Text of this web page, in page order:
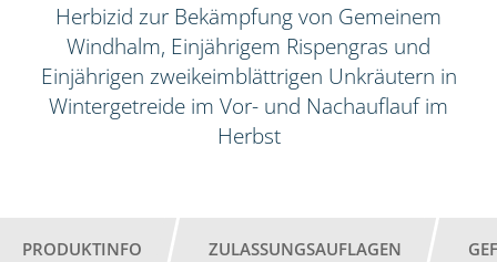
Herbizid zur Bekämpfung von Gemeinem
Windhalm, Einjährigem Rispengras und
Einjährigen zweikeimblättrigen Unkräutern in
Wintergetreide im Vor- und Nachauflauf im
Herbst
PRODUKTINFO ZULASSUNGSAUFLAGEN